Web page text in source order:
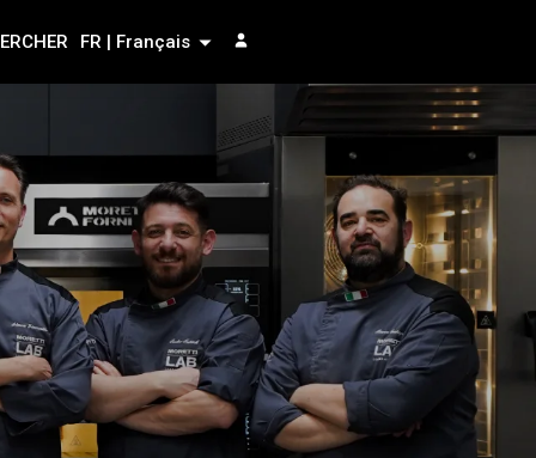
FR | Français